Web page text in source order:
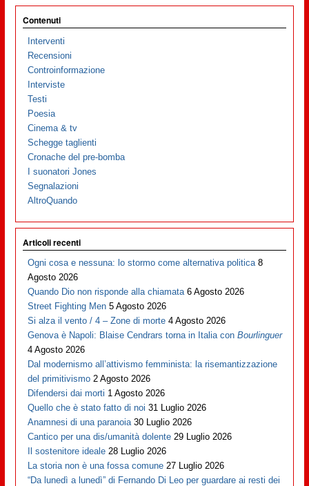
Contenuti
Interventi
Recensioni
Controinformazione
Interviste
Testi
Poesia
Cinema & tv
Schegge taglienti
Cronache del pre-bomba
I suonatori Jones
Segnalazioni
AltroQuando
Articoli recenti
Ogni cosa e nessuna: lo stormo come alternativa politica 8
Agosto 2026
Quando Dio non risponde alla chiamata 6 Agosto 2026
Street Fighting Men 5 Agosto 2026
Si alza il vento / 4 – Zone di morte 4 Agosto 2026
Genova è Napoli: Blaise Cendrars torna in Italia conBourlinguer
4 Agosto 2026
Dal modernismo all’attivismo femminista: la risemantizzazione
del primitivismo 2 Agosto 2026
Difendersi dai morti 1 Agosto 2026
Quello che è stato fatto di noi 31 Luglio 2026
Anamnesi di una paranoia 30 Luglio 2026
Cantico per una dis/umanità dolente 29 Luglio 2026
Il sostenitore ideale 28 Luglio 2026
La storia non è una fossa comune 27 Luglio 2026
“Da lunedì a lunedì” di Fernando Di Leo per guardare ai resti dei